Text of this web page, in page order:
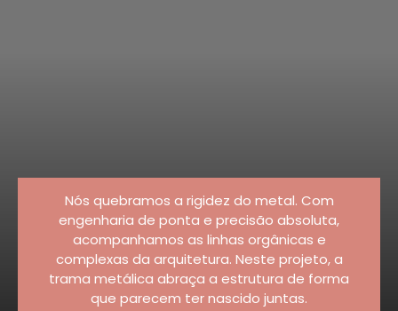
Nós quebramos a rigidez do metal. Com
engenharia de ponta e precisão absoluta,
acompanhamos as linhas orgânicas e
complexas da arquitetura. Neste projeto, a
trama metálica abraça a estrutura de forma
que parecem ter nascido juntas.